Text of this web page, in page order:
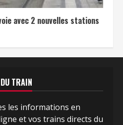
avec 2 nouvelles stations
TRAIN
les informations en
et vos trains directs du